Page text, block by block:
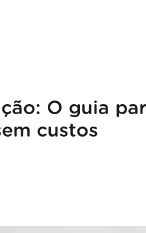
O guia
custos